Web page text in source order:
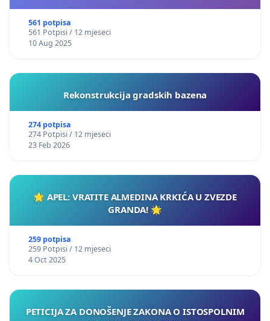
561 potpisa
561 Potpisi / 12 mjeseci
10 Aug 2025
Rekonstrukcija gradskih bazena
274 potpisa
274 Potpisi / 12 mjeseci
23 Feb 2026
🌟 APEL: VRATITE ALMEDINA KRKIĆA U ZVEZDE
GRANDA! 🌟
259 potpisa
259 Potpisi / 12 mjeseci
4 Oct 2025
PETICIJA ZA DONOŠENJE ZAKONA O ISTOSPOLNIM